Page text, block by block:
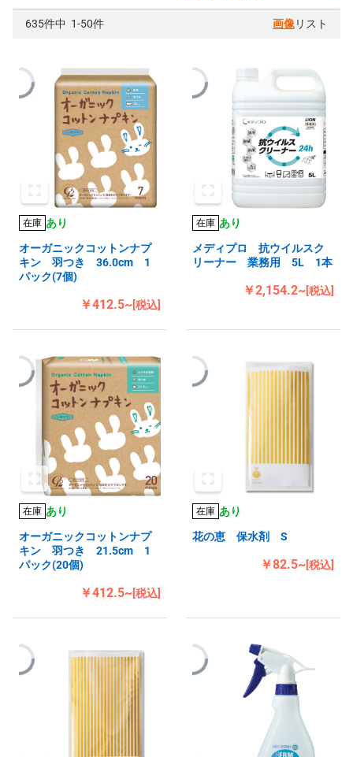
635件中 1-50件 画像 リスト
在庫 あり
オーガニックコットンナプ
キン 羽つき 36.0cm 1
パック(7個)
￥412.5~[税込]
在庫 あり
メディプロ 抗ウイルスク
リーナー 業務用 5L 1本
￥2,154.2~[税込]
在庫 あり
オーガニックコットンナプ
キン 羽つき 21.5cm 1
パック(20個)
￥412.5~[税込]
在庫 あり
花の恵 保水剤 S
￥82.5~[税込]